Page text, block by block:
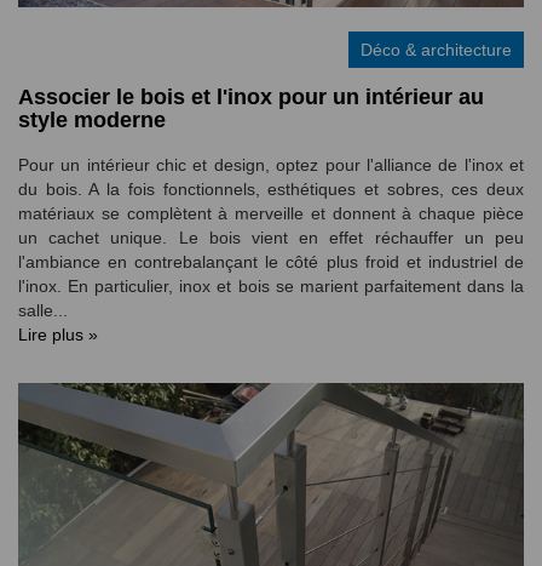
Déco & architecture
Associer le bois et l'inox pour un intérieur au
style moderne
Pour un intérieur chic et design, optez pour l'alliance de l'inox et
du bois. A la fois fonctionnels, esthétiques et sobres, ces deux
matériaux se complètent à merveille et donnent à chaque pièce
un cachet unique. Le bois vient en effet réchauffer un peu
l'ambiance en contrebalançant le côté plus froid et industriel de
l'inox. En particulier, inox et bois se marient parfaitement dans la
salle...
Lire plus »